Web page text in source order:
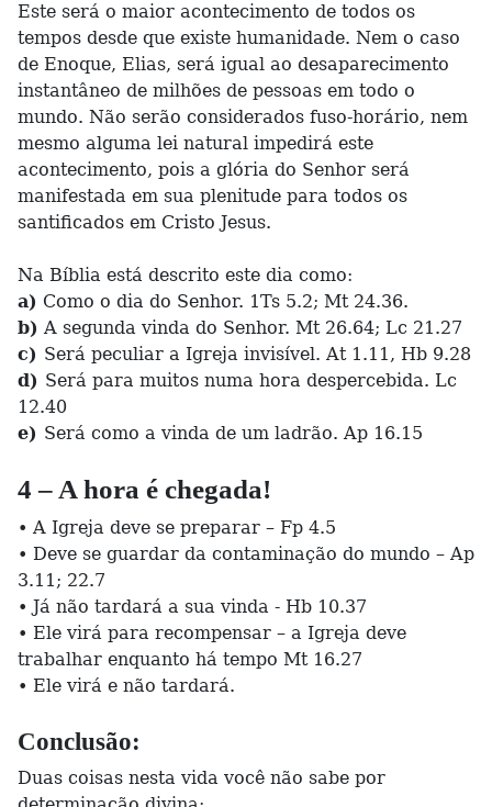
Este será o maior acontecimento de todos os
tempos desde que existe humanidade. Nem o caso
de Enoque, Elias, será igual ao desaparecimento
instantâneo de milhões de pessoas em todo o
mundo. Não serão considerados fuso-horário, nem
mesmo alguma lei natural impedirá este
acontecimento, pois a glória do Senhor será
manifestada em sua plenitude para todos os
santificados em Cristo Jesus.
Na Bíblia está descrito este dia como:
a) Como o dia do Senhor. 1Ts 5.2; Mt 24.36.
b) A segunda vinda do Senhor. Mt 26.64; Lc 21.27
c) Será peculiar a Igreja invisível. At 1.11, Hb 9.28
d) Será para muitos numa hora despercebida. Lc
12.40
e) Será como a vinda de um ladrão. Ap 16.15
4 – A hora é chegada!
• A Igreja deve se preparar – Fp 4.5
• Deve se guardar da contaminação do mundo – Ap
3.11; 22.7
• Já não tardará a sua vinda - Hb 10.37
• Ele virá para recompensar – a Igreja deve
trabalhar enquanto há tempo Mt 16.27
• Ele virá e não tardará.
Conclusão:
Duas coisas nesta vida você não sabe por